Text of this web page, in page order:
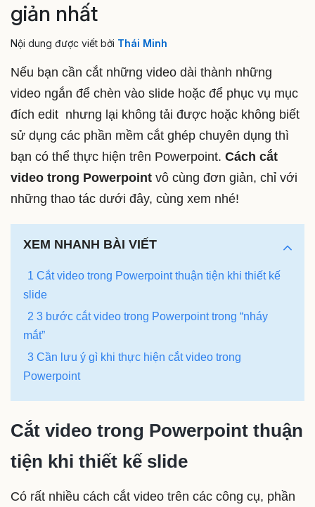
giản nhất
Nội dung được viết bởi Thái Minh
Nếu bạn cần cắt những video dài thành những
video ngắn để chèn vào slide hoặc để phục vụ mục
đích edit nhưng lại không tải được hoặc không biết
sử dụng các phần mềm cắt ghép chuyên dụng thì
bạn có thể thực hiện trên Powerpoint. Cách cắt
video trong Powerpoint vô cùng đơn giản, chỉ với
những thao tác dưới đây, cùng xem nhé!
XEM NHANH BÀI VIẾT
1 Cắt video trong Powerpoint thuận tiện khi thiết kế
slide
2 3 bước cắt video trong Powerpoint trong “nháy
mắt”
3 Cần lưu ý gì khi thực hiện cắt video trong
Powerpoint
Cắt video trong Powerpoint thuận
tiện khi thiết kế slide
Có rất nhiều cách cắt video trên các công cụ, phần